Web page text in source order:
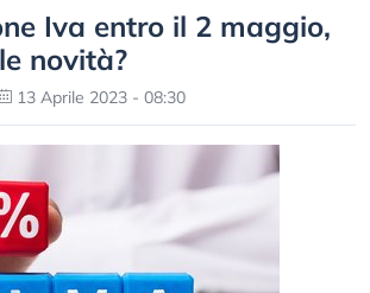
Iva entro il 2 maggio,
novità?
13 Aprile 2023 - 08:30